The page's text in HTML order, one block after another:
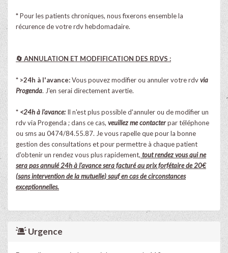
* Pour les patients chroniques, nous fixerons ensemble la
récurence de votre rdv hebdomadaire.
🔄 ANNULATION ET MODFIFICATION DES RDVS :
* >24h à l'avance:Vous pouvez modifier ou annuler votre rdvvia
Progenda. J'en serai directement avertie.
* <24h à l'avance: Il n'est plus possible d'annuler ou de modifier un
rdv via Progenda ; dans ce cas, veuillez me contacterpar téléphone
ou sms au 0474/84.55.87. Je vous rapelle que pour la bonne
gestion des consultations et pour permettre à chaque patient
d'obtenir un rendez vous plus rapidement, tout rendez vous qui ne
sera pas annulé 24h à l'avance sera facturé au prix forfétaire de 20€
(sans intervention de la mutuelle) sauf en cas de circonstances
exceptionnelles.
Urgence